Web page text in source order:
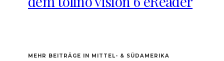
MEHR BEITRÄGE IN MITTEL- & SÜDAMERIKA